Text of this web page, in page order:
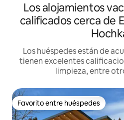
Los alojamientos
calificados cerca de
Los huéspedes están de
tienen excelentes
limpieza, entre
Favorito entre huéspedes
Favorito entre huéspedes